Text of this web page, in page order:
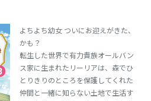
よちよち幼女 ついにお迎えがきた、
かも？
転生した世界で有力貴族オールバン
ス家に生まれたリーリアは、森でひ
とりきりのところを保護してくれた
仲間と一緒に知らない土地で生活す